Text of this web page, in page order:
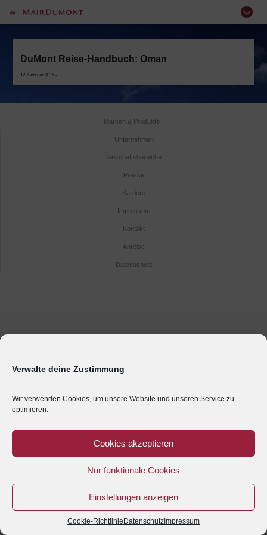
Verwalte deine Zustimmung
Wir verwenden Cookies, um unsere Website und unseren Service zu
optimieren.
Cookies akzeptieren
Nur funktionale Cookies
Einstellungen anzeigen
Cookie-Richtlinie Datenschutz Impressum
DuMont Reise-Handbuch: Oman
12. Februar 2016 -
Marken & Produkte
Unternehmen
Geschäftsbereiche
Presse
Karriere
Impressum
Kontakt
Anreise
Datenschutz